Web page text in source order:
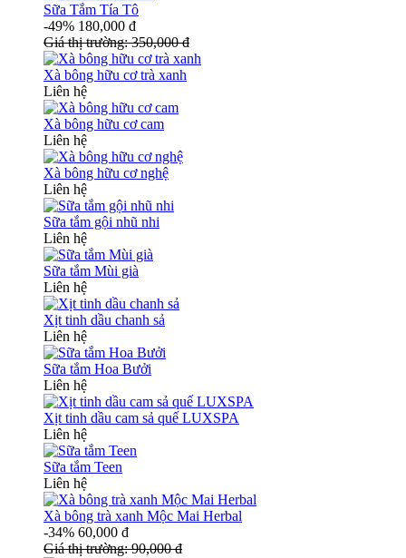
Sữa Tắm Tía Tô
-49% 180,000 đ
Giá thị trường:350,000đ
Xà bông hữu cơ trà xanh
Liên hệ
Xà bông hữu cơ cam
Liên hệ
Xà bông hữu cơ nghệ
Liên hệ
Sữa tắm gội nhũ nhi
Liên hệ
Sữa tắm Mùi già
Liên hệ
Xịt tinh dầu chanh sả
Liên hệ
Sữa tắm Hoa Bưởi
Liên hệ
Xịt tinh dầu cam sả quế LUXSPA
Liên hệ
Sữa tắm Teen
Liên hệ
Xà bông trà xanh Mộc Mai Herbal
-34% 60,000 đ
Giá thị trường:90,000đ